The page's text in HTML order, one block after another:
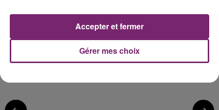
Alors, si vous connaissez quelqu’un avec un basset
hound… vous savez que c’est quelqu’un d’authentique,
un peu exceptionnel. Et si vous en avez un… bienvenue
Gérer mes choix
Accepter et fermer